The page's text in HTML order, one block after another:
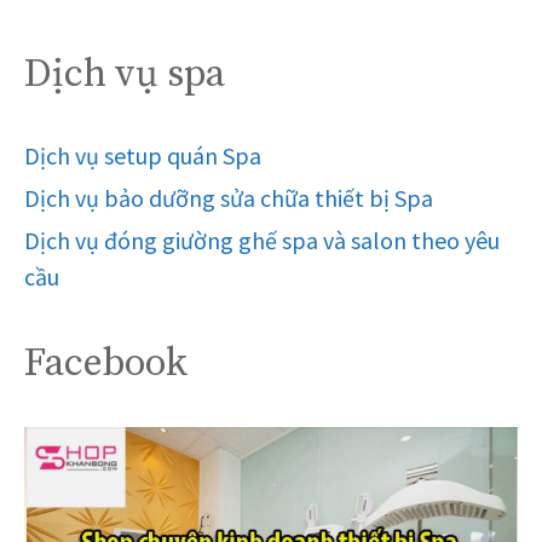
Dịch vụ spa
Dịch vụ setup quán Spa
Dịch vụ bảo dưỡng sửa chữa thiết bị Spa
Dịch vụ đóng giường ghế spa và salon theo yêu
cầu
Facebook